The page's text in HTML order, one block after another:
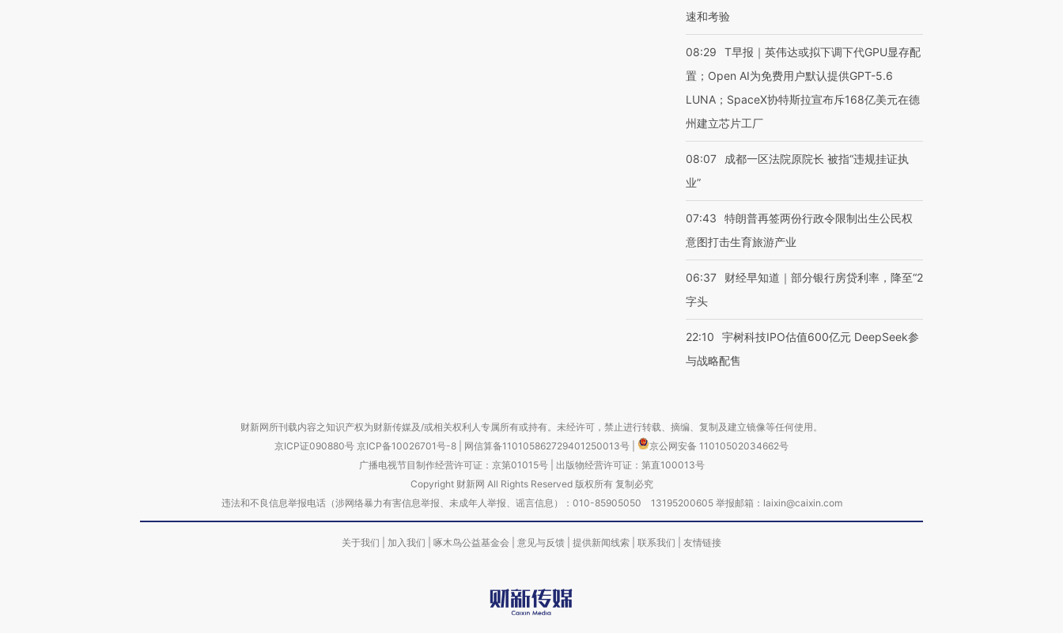
速和考验
08:29
T早报｜英伟达或拟下调下代GPU显存配
置；Open AI为免费用户默认提供GPT-5.6
LUNA；SpaceX协特斯拉宣布斥168亿美元在德
州建立芯片工厂
08:07
成都一区法院原院长 被指“违规挂证执
业”
07:43
特朗普再签两份行政令限制出生公民权
意图打击生育旅游产业
06:37
财经早知道｜部分银行房贷利率，降至“2
字头
22:10
宇树科技IPO估值600亿元 DeepSeek参
与战略配售
财新网所刊载内容之知识产权为财新传媒及/或相关权利人专属所有或持有。未经许可，禁止进行转载、摘编、复制及建立镜像等任何使用。
京ICP证090880号 京ICP备10026701号-8 网信算备110105862729401250013号
京公网安备 11010502034662号
广播电视节目制作经营许可证：京第01015号| 出版物经营许可证：第直100013号
Copyright 财新网 All Rights Reserved 版权所有 复制必究
违法和不良信息举报电话（涉网络暴力有害信息举报、未成年人举报、谣言信息）：010-85905050 13195200605 举报邮箱：laixin@caixin.com
关于我们 加入我们 啄木鸟公益基金会 意见与反馈 提供新闻线索 联系我们 友情链接